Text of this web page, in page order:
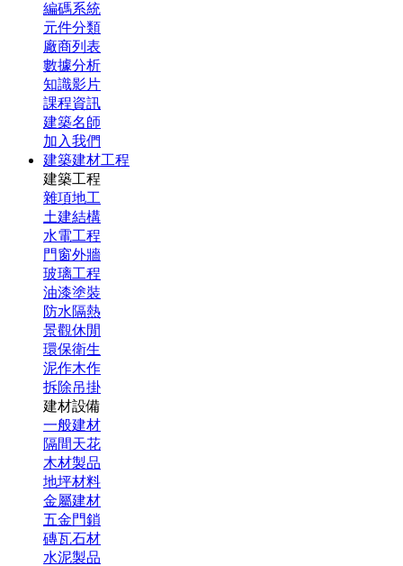
編碼系統
元件分類
廠商列表
數據分析
知識影片
課程資訊
建築名師
加入我們
建築建材工程
建築工程
雜項地工
土建結構
水電工程
門窗外牆
玻璃工程
油漆塗裝
防水隔熱
景觀休閒
環保衛生
泥作木作
拆除吊掛
建材設備
一般建材
隔間天花
木材製品
地坪材料
金屬建材
五金門鎖
磚瓦石材
水泥製品